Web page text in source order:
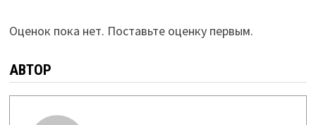
Оценок пока нет. Поставьте оценку первым.
АВТОР